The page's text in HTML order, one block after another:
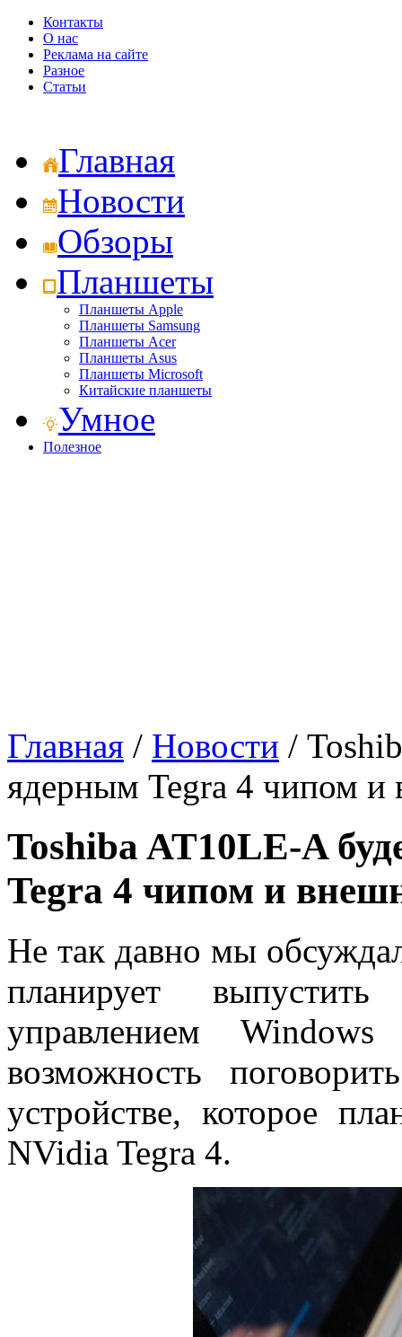
Контакты
О нас
Реклама на сайте
Разное
Статьи
Главная
Новости
Обзоры
Планшеты
Планшеты Apple
Планшеты Samsung
Планшеты Acer
Планшеты Asus
Планшеты Microsoft
Китайские планшеты
Умное
Полезное
Главная / Новости /
ядерным Tegra 4 чипом и
Toshiba AT10LE-A
Tegra 4 чипом и
Не так давно мы
планирует
управлением
возможность
устройстве, которое
NVidia Tegra 4.